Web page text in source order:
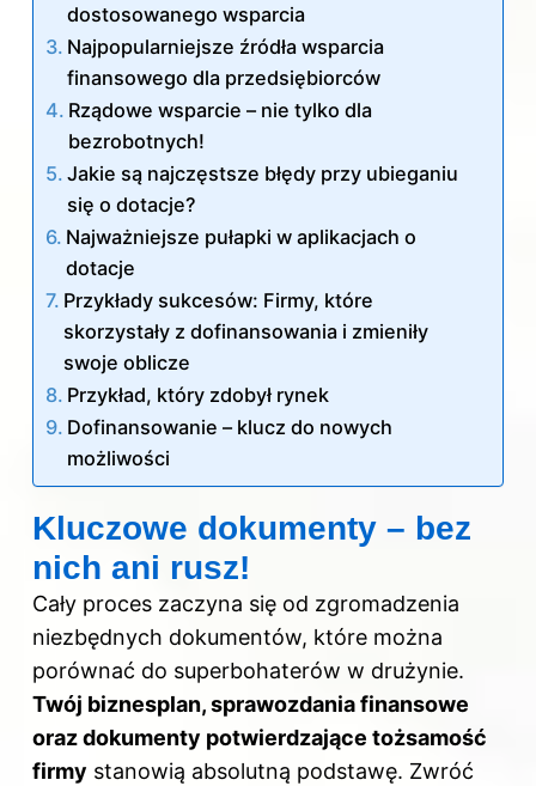
dostosowanego wsparcia
Najpopularniejsze źródła wsparcia
finansowego dla przedsiębiorców
Rządowe wsparcie – nie tylko dla
bezrobotnych!
Jakie są najczęstsze błędy przy ubieganiu
się o dotacje?
Najważniejsze pułapki w aplikacjach o
dotacje
Przykłady sukcesów: Firmy, które
skorzystały z dofinansowania i zmieniły
swoje oblicze
Przykład, który zdobył rynek
Dofinansowanie – klucz do nowych
możliwości
Kluczowe dokumenty – bez
nich ani rusz!
Cały proces zaczyna się od zgromadzenia
niezbędnych dokumentów, które można
porównać do superbohaterów w drużynie.
Twój biznesplan, sprawozdania finansowe
oraz dokumenty potwierdzające tożsamość
firmy stanowią absolutną podstawę. Zwróć